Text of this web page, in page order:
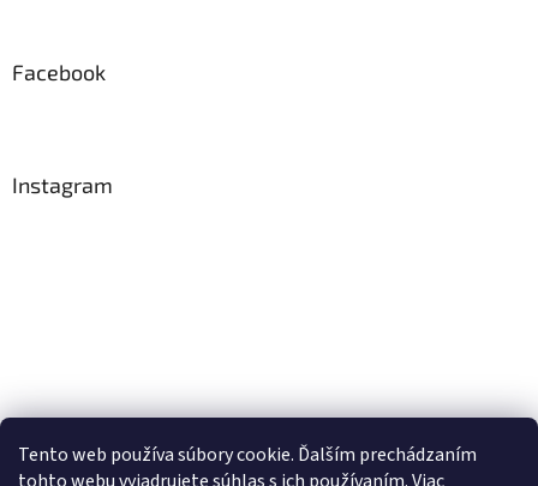
Tento web používa súbory cookie. Ďalším prechádzaním
Facebook
Instagram